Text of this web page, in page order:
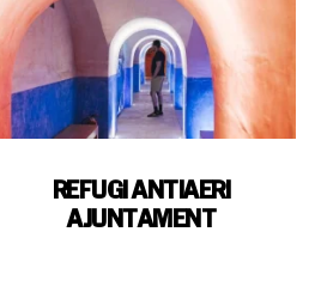
REFUGI ANTIAERI
AJUNTAMENT